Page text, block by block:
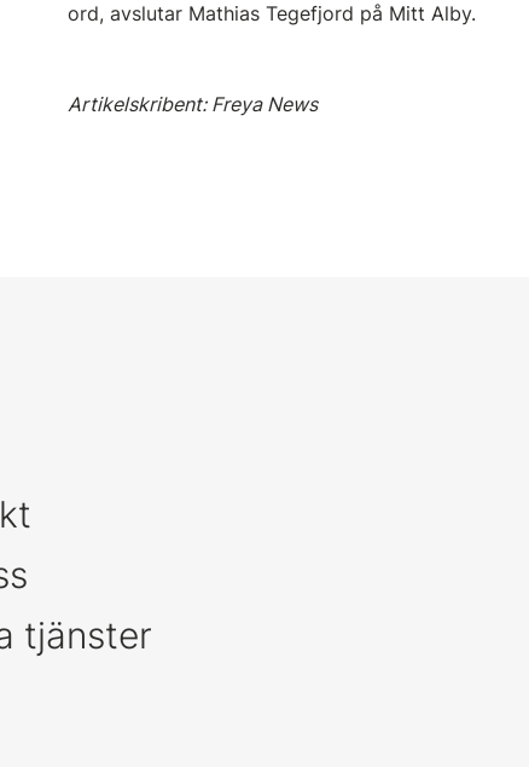
ord, avslutar Mathias Tegefjord på Mitt Alby.
Artikelskribent: Freya News
tjänster